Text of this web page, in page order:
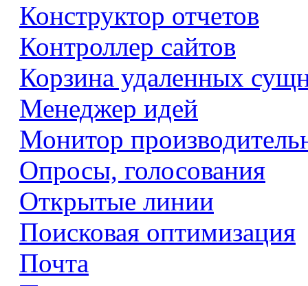
Конструктор отчетов
Контроллер сайтов
Корзина удаленных
Менеджер идей
Монитор
Опросы, голосования
Открытые линии
Поисковая оптимизация
Почта